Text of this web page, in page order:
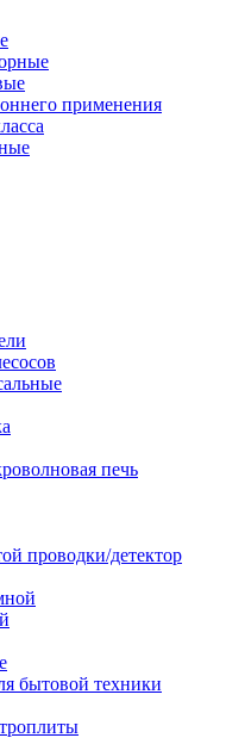
применения
печь
проводки/детектор
бытовой техники